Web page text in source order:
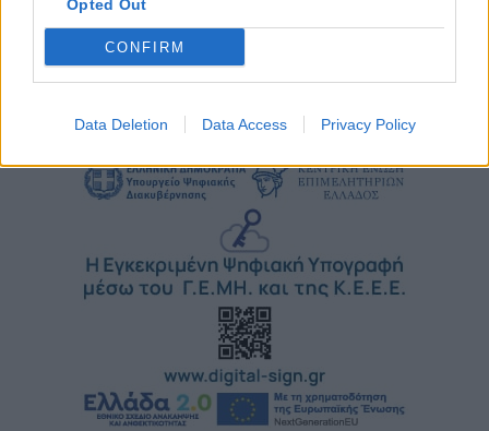
Opted Out
CONFIRM
Data Deletion Data Access Privacy Policy
Παρασκευή, 31 Ιουλίου 2026 9:45 ΠΜ